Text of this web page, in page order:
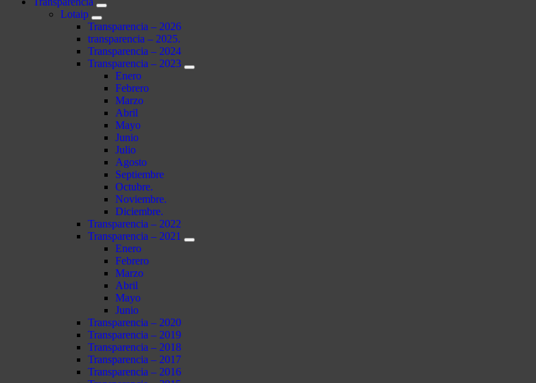
Lotaip
Transparencia – 2026
transparencia – 2025.
Transparencia – 2024
Transparencia – 2023
Enero
Febrero
Marzo
Abril
Mayo
Junio
Julio
Agosto
Septiembre
Octubre.
Noviembre.
Diciembre.
Transparencia – 2022
Transparencia – 2021
Enero
Febrero
Marzo
Abril
Mayo
Junio
Transparencia – 2020
Transparencia – 2019
Transparencia – 2018
Transparencia – 2017
Transparencia – 2016